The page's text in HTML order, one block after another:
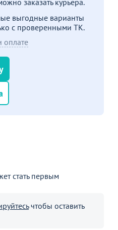
заказать курьера.
выгодные варианты
с проверенными ТК.
оплате
стать первым
чтобы оставить